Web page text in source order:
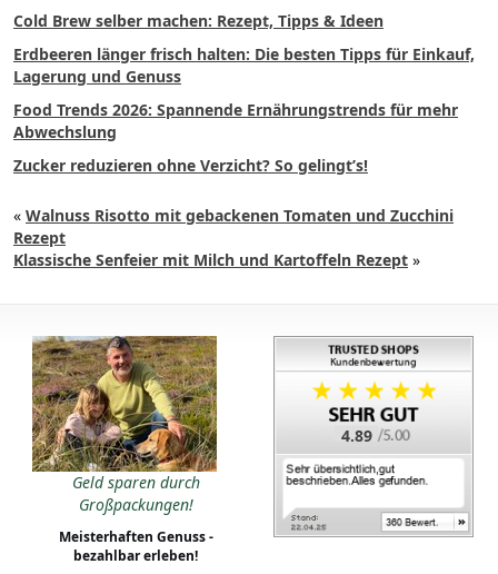
Cold Brew selber machen: Rezept, Tipps & Ideen
Erdbeeren länger frisch halten: Die besten Tipps für Einkauf,
Lagerung und Genuss
Food Trends 2026: Spannende Ernährungstrends für mehr
Abwechslung
Zucker reduzieren ohne Verzicht? So gelingt’s!
« Walnuss Risotto mit gebackenen Tomaten und Zucchini
Rezept
Klassische Senfeier mit Milch und Kartoffeln Rezept »
Geld sparen durch
Großpackungen!
Meisterhaften Genuss -
bezahlbar erleben!
4.89